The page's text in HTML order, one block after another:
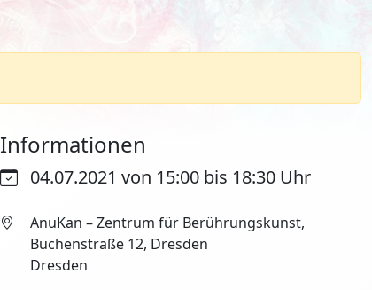
Informationen
04.07.2021 von 15:00 bis 18:30 Uhr
AnuKan – Zentrum für Berührungskunst,
Buchenstraße 12, Dresden
Dresden